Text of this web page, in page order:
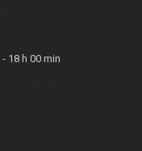
- 18 h 00 min